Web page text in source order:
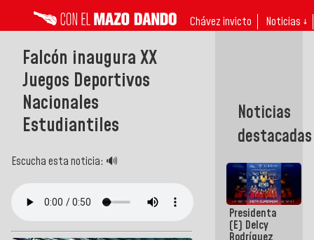
Chávez invicto Noticias ↓
Falcón inaugura XX
Juegos Deportivos
Nacionales
Estudiantiles
Escucha esta noticia: 🔊
Noticias
destacadas
Presidenta
(E) Delcy